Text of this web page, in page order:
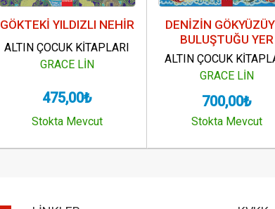
GÖKTEKİ YILDIZLI NEHİR
ALTIN ÇOCUK KİTAPLARI
GRACE LİN
475,00₺
Stokta Mevcut
DENİZİN
BULUŞTUĞU YER
ALTIN ÇOCUK
GRACE LİN
700,00₺
Stokta Mevcut